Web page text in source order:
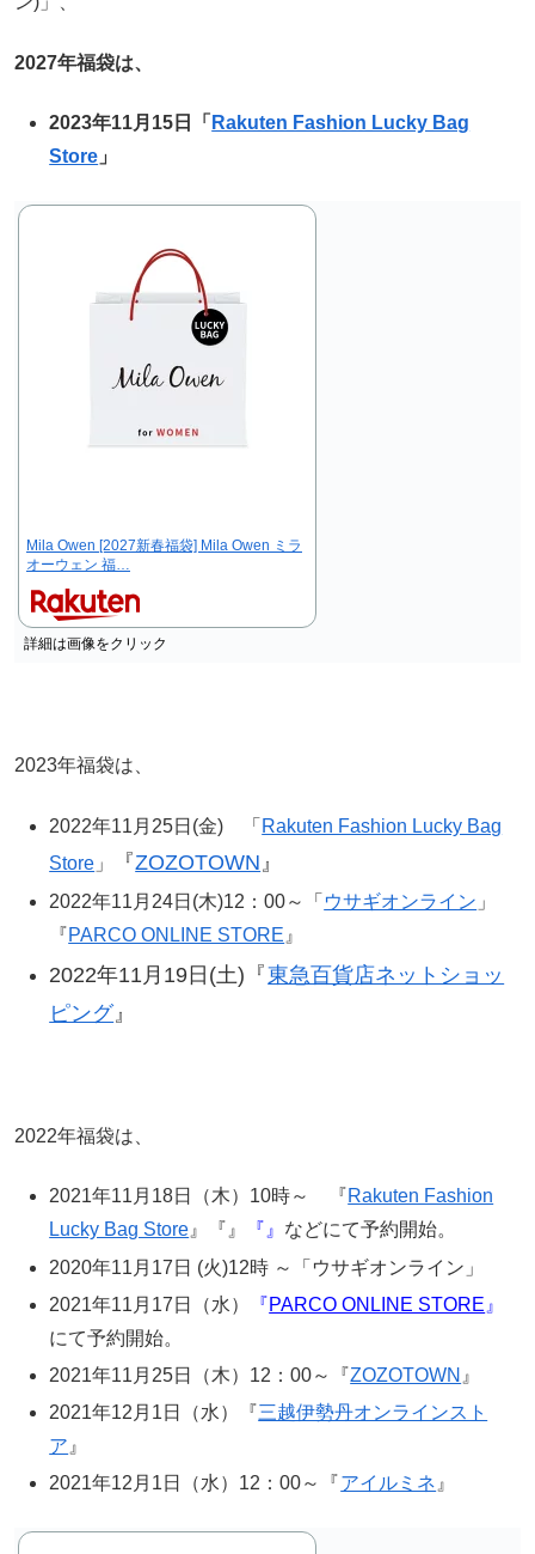
2027年福袋は、
2023年11月15日「 Rakuten Fashion Lucky Bag
Store 」
Mila Owen [2027新春福袋] Mila Owen ミラ
オーウェン 福…
詳細は画像をクリック
2023年福袋は、
2022年11月25日(金) 「 Rakuten Fashion Lucky Bag
Store 」 『ZOZOTOWN 』
2022年11月24日(木)12：00～「 ウサギオンライン 」
『PARCO ONLINE STORE 』
2022年11月19日(土)『東急百貨店ネットショッ
ピング』
2022年福袋は、
2021年11月18日（木）10時～ 『Rakuten Fashion
Lucky Bag Store 』『』 『』 などにて予約開始。
2020年11月17日 (火)12時 ～「ウサギオンライン」
2021年11月17日（水）
『PARCO ONLINE STORE 』
にて予約開始。
2021年11月25日（木）12：00～『ZOZOTOWN 』
2021年12月1日（水）『三越伊勢丹オンラインスト
ア 』
2021年12月1日（水）12：00～『アイルミネ 』